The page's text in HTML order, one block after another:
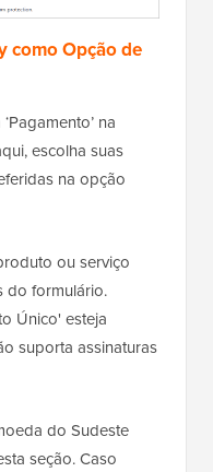
como Opção de
na
escolha suas
na opção
ou serviço
do formulário.
Único' esteja
suporta assinaturas
do Sudeste
seção. Caso